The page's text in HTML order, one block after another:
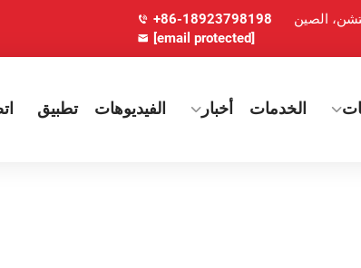
+86-18923798198
[email protected]
الخدمات أخبار الفيديوهات تطبيق